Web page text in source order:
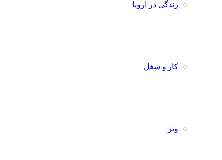
زندگی در اروپا
کار و شغل
ویزا